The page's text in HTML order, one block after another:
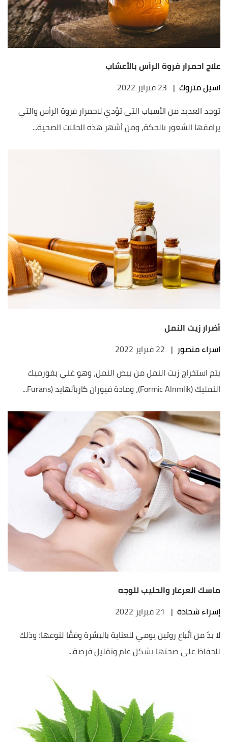
علاج احمرار فروة الرأس بالأعشاب
اسيل متروك | 23 فبراير 2022
توجد العديد من الأسباب التي تؤدي لاحمرار فروة الرأس والتي
يرافقها الشعور بالحكة، ومن أشهر هذه الحالات الصحية...
أضرار زيت النمل
اسراء منصور | 22 فبراير 2022
يتم استخراج زيت النمل من بيض النمل، وهو غني بفورميك
النمليك (Formic Alnmlik)، ومادة فيوران كاربألهايد (Furans...
ماسك العرعار والحليب للوجه
إسراء شحادة | 21 فبراير 2022
لا بدّ من اتّباع روتين يومي للعناية بالبشرة وفقًا لنوعها؛ وذلك
للحفاظ على صحتها بشكل عام وتقليل فرصة...